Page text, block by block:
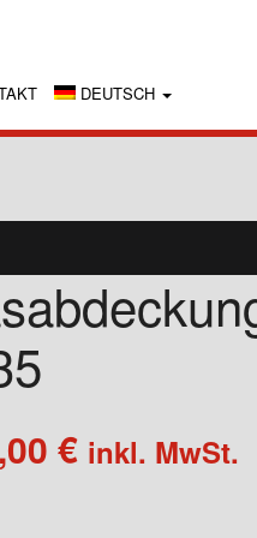
DEUTSCH
€
138,04 €
inkl. MwSt.